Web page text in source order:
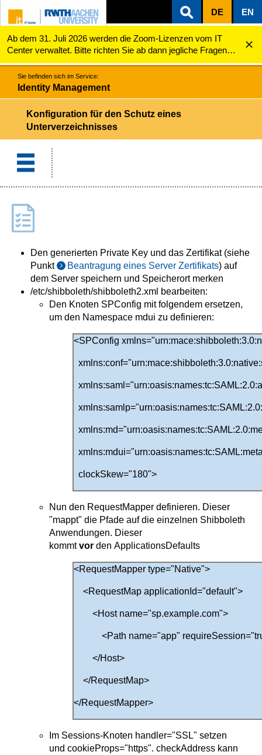
ZUM INHALTSBEREICH
ZUR HAUPTNAVIGATION
ZUR SUCHE
DE EN
Ab dem 31. Juli 2026 werden die Zoom-Lizenzen vom IT
Center verwaltet. Bitte richten Sie ab dann jegliche Fragen
zu den Zoom-Lizenzen (z.B. Probleme mit dem Login) an
servicedesk@itc.rwth-aachen.de.
Identity Management
Sie befinden sich im Service:
Identity Management
Konfiguration für den Schutz eines
Unterverzeichnisses
Den generierten Private Key und das Zertifikat (siehe
Punkt
Beantragung eines Server Zertifikats) auf
dem Server speichern und Speicherort merken
/etc/shibboleth/shibboleth2.xml bearbeiten:
Den Knoten SPConfig mit folgendem ersetzen,
um den Namespace mdui zu definieren:
<SPConfig
clockSkew="180">
Nun den RequestMapper definieren. Dieser
"mappt" die Pfade auf die einzelnen Shibboleth
Anwendungen. Dieser
kommtvor den ApplicationsDefaults
<RequestMapper type="Native">
<RequestMap applicationId="default">
<Host name="sp.example.com">
<Path name="app"
</Host>
</RequestMap>
</RequestMapper>
Im Sessions-Knoten handler="SSL" setzen
und cookieProps="https". checkAddress kann